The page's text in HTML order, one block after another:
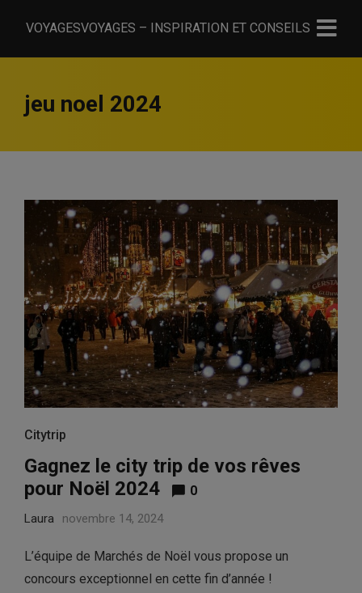
VOYAGESVOYAGES – INSPIRATION ET CONSEILS
jeu noel 2024
Citytrip
Gagnez le city trip de vos rêves
pour Noël 2024
0
Laura novembre 14, 2024
L’équipe de Marchés de Noël vous propose un
concours exceptionnel en cette fin d’année !